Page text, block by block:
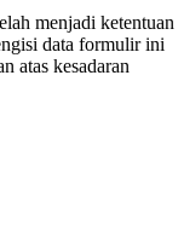
menjadi ketentuan
data formulir ini
atas kesadaran